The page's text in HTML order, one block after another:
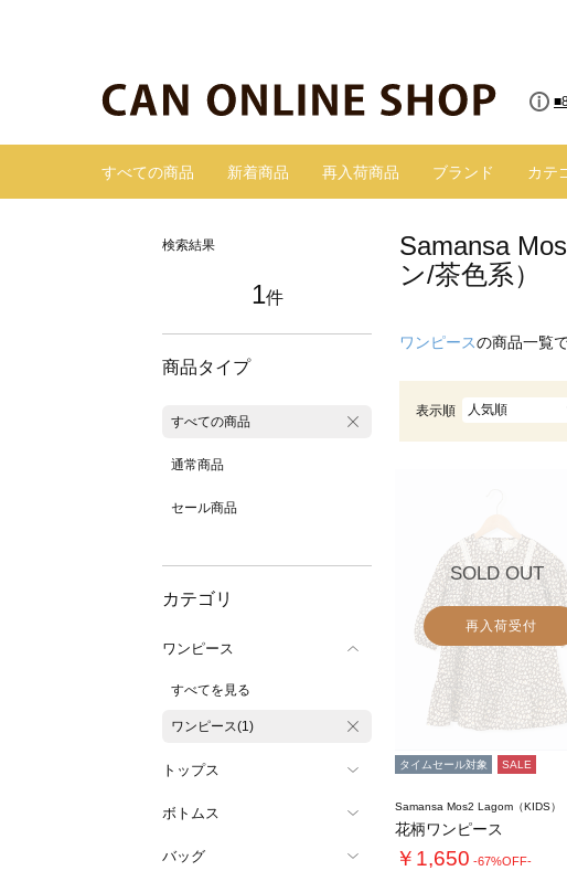
すべての商品 新着商品 再入荷商品 ブランド カテ
検索結果
1件
商品タイプ
すべての商品
通常商品
セール商品
カテゴリ
ワンピース
すべてを見る
ワンピース(1)
トップス
ボトムス
バッグ
Samansa
ン/茶色系）
ワンピースの商品一覧
表示順 人気順
SOLD OUT
再入荷受付
タイムセール対象 SALE
Samansa Mos2 Lagom（KIDS）
花柄ワンピース
￥1,650 -67%OFF-